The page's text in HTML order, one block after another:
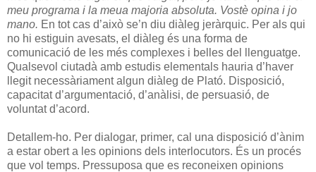
meu programa i la meua majoria absoluta. Vostè opina i jo
mano. En tot cas d’això se’n diu diàleg jeràrquic. Per als qui
no hi estiguin avesats, el diàleg és una forma de
comunicació de les més complexes i belles del llenguatge.
Qualsevol ciutadà amb estudis elementals hauria d’haver
llegit necessàriament algun diàleg de Plató. Disposició,
capacitat d’argumentació, d’anàlisi, de persuasió, de
voluntat d’acord.
Detallem-ho. Per dialogar, primer, cal una disposició d’ànim
a estar obert a les opinions dels interlocutors. És un procés
que vol temps. Pressuposa que es reconeixen opinions